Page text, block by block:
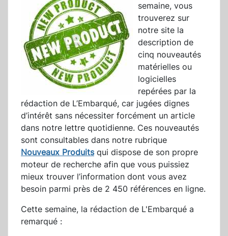
semaine, vous
trouverez sur
notre site la
description de
cinq nouveautés
matérielles ou
logicielles
repérées par la
rédaction de L’Embarqué, car jugées dignes
d’intérêt sans nécessiter forcément un article
dans notre lettre quotidienne. Ces nouveautés
sont consultables dans notre rubrique
Nouveaux Produitsqui dispose de son propre
moteur de recherche afin que vous puissiez
mieux trouver l’information dont vous avez
besoin parmi près de 2 450 références en ligne.
Cette semaine, la rédaction de L'Embarqué a
remarqué :